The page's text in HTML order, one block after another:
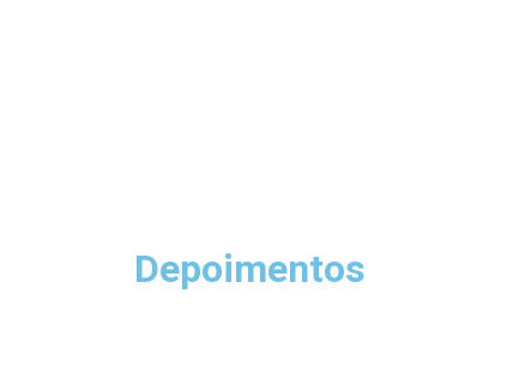
Depoimentos